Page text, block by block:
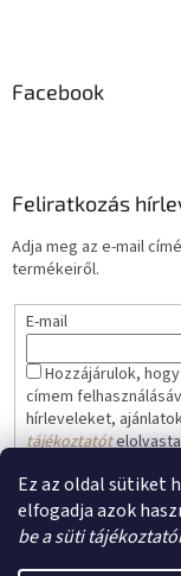
Ez az oldal sütiket
elfogadja azok
be a süti
Facebook
Feliratkozás
Adja meg az e-mail
termékeiről.
E-mail
Hozzájárulok,
címem
hírleveleket,
tájékoztatót
FELIRATKOZÁS